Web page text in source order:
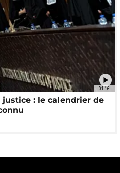
01:16
: le calendrier de